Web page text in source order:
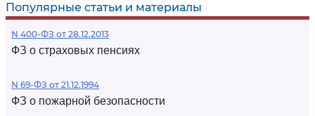
Популярные статьи и материалы
N 400-ФЗ от 28.12.2013
ФЗ о страховых пенсиях
N 69-ФЗ от 21.12.1994
ФЗ о пожарной безопасности